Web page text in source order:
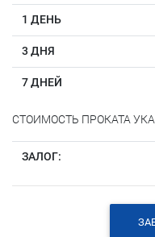
1 ДЕНЬ
3 ДНЯ
7 ДНЕЙ
СТОИМОСТЬ ПРОКАТА
ЗАЛОГ: